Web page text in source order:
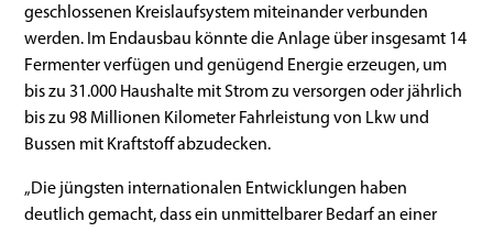
geschlossenen Kreislaufsystem miteinander verbunden
werden. Im Endausbau könnte die Anlage über insgesamt 14
Fermenter verfügen und genügend Energie erzeugen, um
bis zu 31.000 Haushalte mit Strom zu versorgen oder jährlich
bis zu 98 Millionen Kilometer Fahrleistung von Lkw und
Bussen mit Kraftstoff abzudecken.
„Die jüngsten internationalen Entwicklungen haben
deutlich gemacht, dass ein unmittelbarer Bedarf an einer